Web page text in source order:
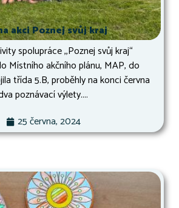
akci Poznej svůj kraj
spolupráce ,,Poznej svůj kraj“
Místního akčního plánu, MAP, do
třída 5.B, proběhly na konci června
poznávací výlety....
25 června, 2024